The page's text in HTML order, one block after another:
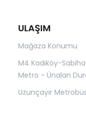
ULAŞIM
Mağaza Konumu
M4 Kadıköy-
Metro - Ünalan
Uzunçayır